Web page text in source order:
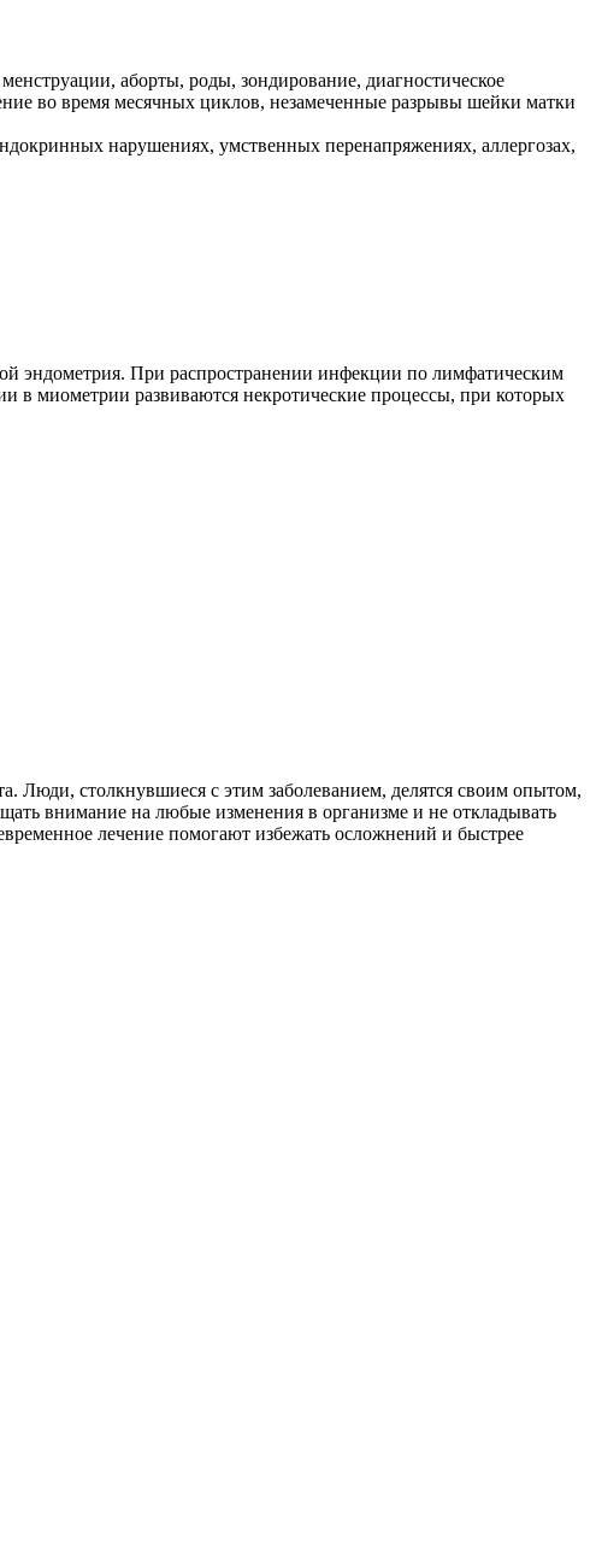
аборты, роды, зондирование, диагностическое
во время месячных циклов, незамеченные разрывы шейки матки
нарушениях, умственных перенапряжениях, аллергозах,
эндометрия. При распространении инфекции по лимфатическим
в миометрии развиваются некротические процессы, при которых
Люди, столкнувшиеся с этим заболеванием, делятся своим опытом,
внимание на любые изменения в организме и не откладывать
лечение помогают избежать осложнений и быстрее